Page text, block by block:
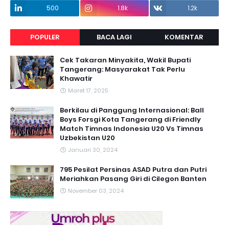
500
1.8k 1.2k
POPULER BACA LAGI KOMENTAR
Cek Takaran Minyakita, Wakil Bupati
Tangerang: Masyarakat Tak Perlu
Khawatir
Maret 17, 2025
Berkilau di Panggung Internasional: Ball
Boys Forsgi Kota Tangerang di Friendly
Match Timnas Indonesia U20 Vs Timnas
Uzbekistan U20
Januari 30, 2024
795 Pesilat Persinas ASAD Putra dan Putri
Meriahkan Pasang Giri di Cilegon Banten
November 03, 2024